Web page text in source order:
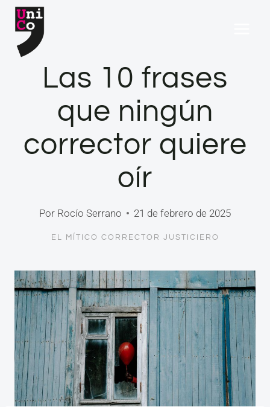
Saltar
contenido
Las 10 frases
que ningún
corrector quiere
oír
Por Rocío Serrano 21 de febrero de 2025
EL MÍTICO CORRECTOR JUSTICIERO